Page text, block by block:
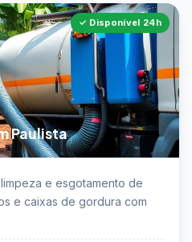
Paulista
✓ Disponível 24h
e esgotamento de
e caixas de gordura com